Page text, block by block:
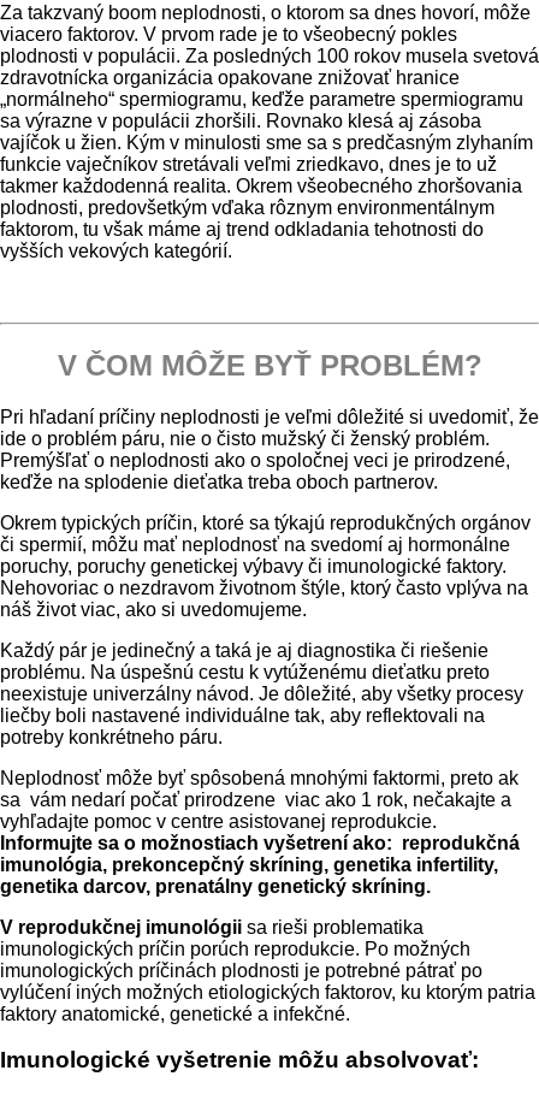
Za takzvaný boom neplodnosti, o ktorom sa dnes hovorí, môže
viacero faktorov. V prvom rade je to všeobecný pokles
plodnosti v populácii. Za posledných 100 rokov musela svetová
zdravotnícka organizácia opakovane znižovať hranice
„normálneho“ spermiogramu, keďže parametre spermiogramu
sa výrazne v populácii zhoršili. Rovnako klesá aj zásoba
vajíčok u žien. Kým v minulosti sme sa s predčasným zlyhaním
funkcie vaječníkov stretávali veľmi zriedkavo, dnes je to už
takmer každodenná realita. Okrem všeobecného zhoršovania
plodnosti, predovšetkým vďaka rôznym environmentálnym
faktorom, tu však máme aj trend odkladania tehotnosti do
vyšších vekových kategórií.
V ČOM MÔŽE BYŤ PROBLÉM?
Pri hľadaní príčiny neplodnosti je veľmi dôležité si uvedomiť, že
ide o problém páru, nie o čisto mužský či ženský problém.
Premýšľať o neplodnosti ako o spoločnej veci je prirodzené,
keďže na splodenie dieťatka treba oboch partnerov.
Okrem typických príčin, ktoré sa týkajú reprodukčných orgánov
či spermií, môžu mať neplodnosť na svedomí aj hormonálne
poruchy, poruchy genetickej výbavy či imunologické faktory.
Nehovoriac o nezdravom životnom štýle, ktorý často vplýva na
náš život viac, ako si uvedomujeme.
Každý pár je jedinečný a taká je aj diagnostika či riešenie
problému. Na úspešnú cestu k vytúženému dieťatku preto
neexistuje univerzálny návod. Je dôležité, aby všetky procesy
liečby boli nastavené individuálne tak, aby reflektovali na
potreby konkrétneho páru.
Neplodnosť môže byť spôsobená mnohými faktormi, preto ak
sa vám nedarí počať prirodzene viac ako 1 rok, nečakajte a
vyhľadajte pomoc v centre asistovanej reprodukcie.
Informujte sa o možnostiach vyšetrení ako: reprodukčná
imunológia, prekoncepčný skríning, genetika infertility,
genetika darcov, prenatálny genetický skríning.
V reprodukčnej imunológii sa rieši problematika
imunologických príčin porúch reprodukcie. Po možných
imunologických príčinách plodnosti je potrebné pátrať po
vylúčení iných možných etiologických faktorov, ku ktorým patria
faktory anatomické, genetické a infekčné.
Imunologické vyšetrenie môžu absolvovať: